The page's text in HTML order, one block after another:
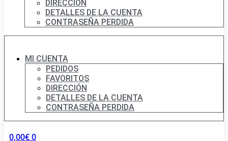
DIRECCIÓN
DETALLES DE LA CUENTA
CONTRASEÑA PERDIDA
MI CUENTA
PEDIDOS
FAVORITOS
DIRECCIÓN
DETALLES DE LA CUENTA
CONTRASEÑA PERDIDA
0,00€0